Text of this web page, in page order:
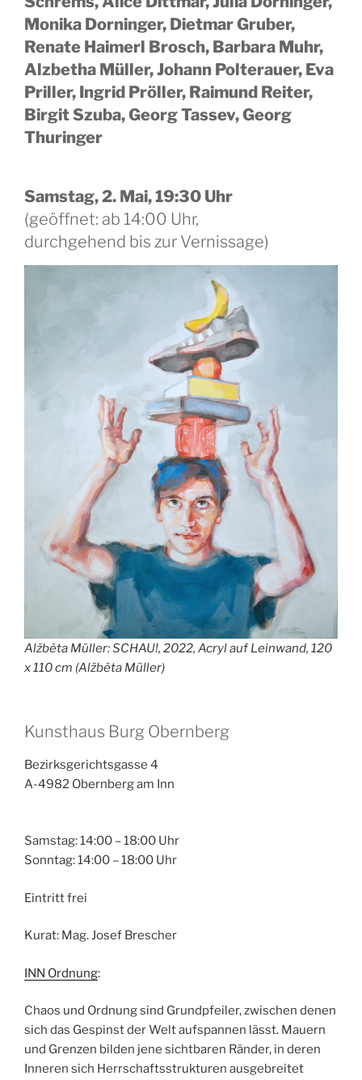
Monika Dorninger, Dietmar Gruber,
Renate Haimerl Brosch, Barbara Muhr,
Alzbetha Müller, Johann Polterauer, Eva
Priller, Ingrid Pröller, Raimund Reiter,
Birgit Szuba, Georg Tassev, Georg
Thuringer
Samstag, 2. Mai, 19:30 Uhr
(geöffnet: ab 14:00 Uhr,
durchgehend bis zur Vernissage)
Alžběta Müller: SCHAU!, 2022, Acryl auf Leinwand, 120
x 110 cm (Alžběta Müller)
Kunsthaus Burg Obernberg
Bezirksgerichtsgasse 4
A-4982 Obernberg am Inn
Samstag: 14:00 – 18:00 Uhr
Sonntag: 14:00 – 18:00 Uhr
Eintritt frei
Kurat: Mag. Josef Brescher
INN Ordnung:
Chaos und Ordnung sind Grundpfeiler, zwischen denen
sich das Gespinst der Welt aufspannen lässt. Mauern
und Grenzen bilden jene sichtbaren Ränder, in deren
Inneren sich Herrschaftsstrukturen ausgebreitet